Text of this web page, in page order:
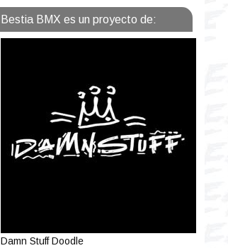
Bestia BMX es un proyecto de:
Damn Stuff Doodle